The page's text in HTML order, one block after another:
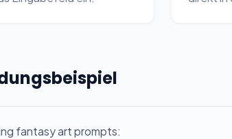
fantasy art prompts: